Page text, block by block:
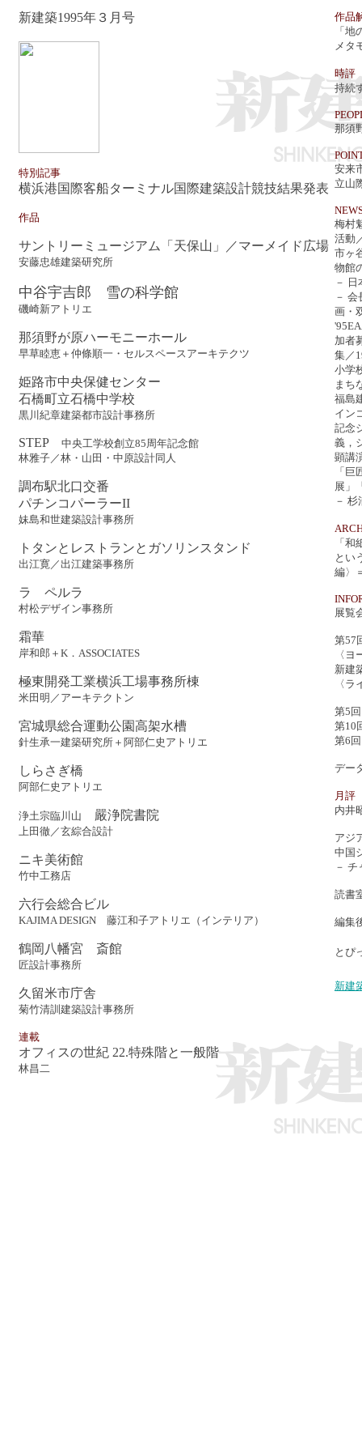
新建築1995年３月号
特別記事
横浜港国際客船ターミナル国際建築設計競技結果発表
作品
サントリーミュージアム「天保山」／マーメイド広場
安藤忠雄建築研究所
中谷宇吉郎 雪の科学館
磯崎新アトリエ
那須野が原ハーモニーホール
早草睦恵＋仲條順一・セルスペースアーキテクツ
姫路市中央保健センター
石橋町立石橋中学校
黒川紀章建築都市設計事務所
STEP 中央工学校創立85周年記念館
林雅子／林・山田・中原設計同人
調布駅北口交番
パチンコパーラーII
妹島和世建築設計事務所
トタンとレストランとガソリンスタンド
出江寛／出江建築事務所
ラ ペルラ
村松デザイン事務所
霜華
岸和郎＋K．ASSOCIATES
極東開発工業横浜工場事務所棟
米田明／アーキテクトン
宮城県総合運動公園高架水槽
針生承一建築研究所＋阿部仁史アトリエ
しらさぎ橋
阿部仁史アトリエ
浄土宗臨川山 嚴浄院書院
上田徹／玄綜合設計
ニキ美術館
竹中工務店
六行会総合ビル
KAJIMA DESIGN 藤江和子アトリエ（インテリア）
鶴岡八幡宮 斎館
匠設計事務所
久留米市庁舎
菊竹清訓建築設計事務所
連載
オフィスの世紀 22.特殊階と一般階
林昌二
作品
「
メタ
時評
持続
那須
安来
立山
梅村
活動
市ヶ
物館
－
－
画・
加者
集／
小学
まち
福島
イン
記念
義，
顕講
「
展」
－
「
とい
編〉
展覧
第57
〈
新建
〈
第5
第10
第6
デー
月評
内井
アジ
中国
－
読書
編集
とぴ
新建